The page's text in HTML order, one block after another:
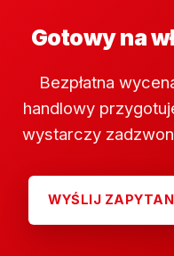
Gotowy na
Bezpłatna
handlowy
wystarczy
WYŚLIJ